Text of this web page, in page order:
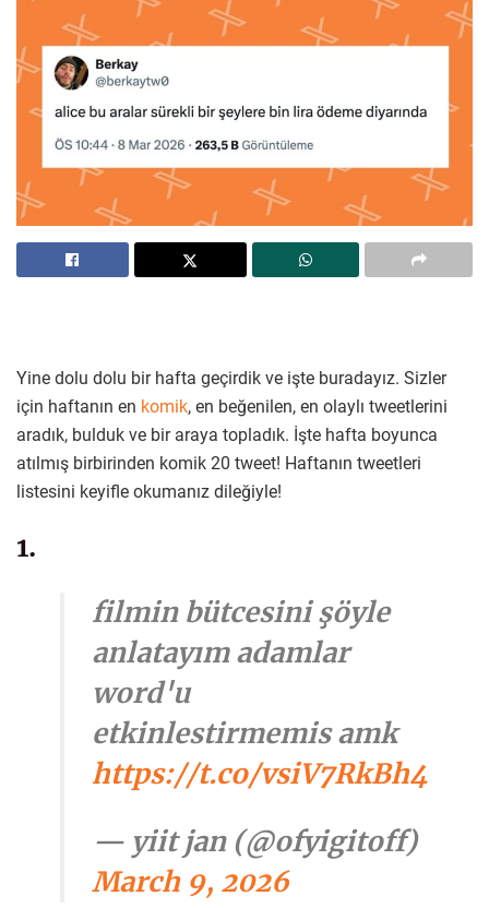
Yine dolu dolu bir hafta geçirdik ve işte buradayız. Sizler
için haftanın en komik, en beğenilen, en olaylı tweetlerini
aradık, bulduk ve bir araya topladık. İşte hafta boyunca
atılmış birbirinden komik 20 tweet! Haftanın tweetleri
listesini keyifle okumanız dileğiyle!
1.
filmin bütcesini şöyle
anlatayım adamlar
word'u
etkinlestirmemis amk
https://t.co/vsiV7RkBh4
— yiit jan (@ofyigitoff)
March 9, 2026